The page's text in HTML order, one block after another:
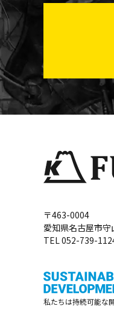
〒463-0004
愛知県名古屋市
TEL 052-739-
私たちは持続可能な